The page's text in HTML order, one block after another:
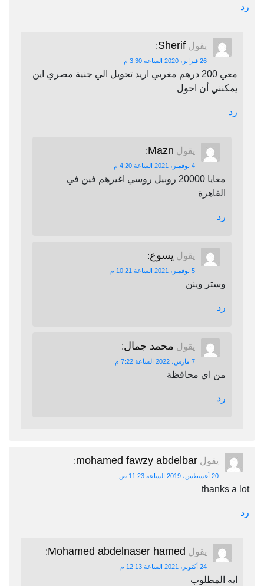
رد
يقول Sherif
:
26 فبراير، 2020 الساعة 3:30 م
معي 200 درهم مغربي اريد تحويل الي جنية مصري اين
يمكنني أن احول
رد
يقول Mazn
:
4 نوفمبر، 2021 الساعة 4:20 م
معايا 20000 روبيل روسي اغيرهم فين في
القاهرة
رد
يقول يسوع:
5 نوفمبر، 2021 الساعة 10:21 م
وستر وينن
رد
يقول محمد جمال:
7 مارس، 2022 الساعة 7:22 م
من اي محافظة
رد
يقول mohamed fawzy abdelbar
:
20 أغسطس، 2019 الساعة 11:23 ص
thanks a lot
رد
يقول Mohamed abdelnaser hamed
:
24 أكتوبر، 2021 الساعة 12:13 م
ايه المطلوب